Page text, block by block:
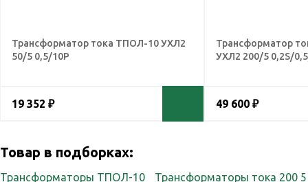
Трансформатор тока ТПОЛ-10 УХЛ2
50/5 0,5/10Р
19 352 ₽
Трансформатор
УХЛ2 200/5 0,2S/
49 600 ₽
Товар в подборках:
Трансформаторы ТПОЛ-10 Трансформаторы тока 200 5